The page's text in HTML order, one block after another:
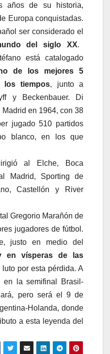
años de su historia,
Europa conquistadas.
ser considerado el
del siglo XX.
está catalogado
de los mejores 5
los tiempos, junto a
y Beckenbauer. Di
en 1964, con 38
jugado 510 partidos
blanco, en los que
al Elche, Boca
Madrid, Sporting de
Castellón y River
Gregorio Marañón de
jugadores de fútbol.
justo en medio del
en vísperas de las
por esta pérdida. A
en la semifinal Brasil-
pero será el 9 de
Holanda, donde
a esta leyenda del